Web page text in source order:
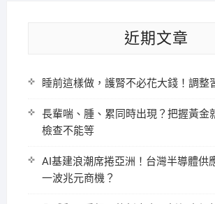
近期文章
睡前這樣做，護腎不必花大錢！調整
長輩喘、腫、累同時出現？把握黃金
檢查不能等
AI基建浪潮席捲亞洲！台灣半導體供
一波兆元商機？